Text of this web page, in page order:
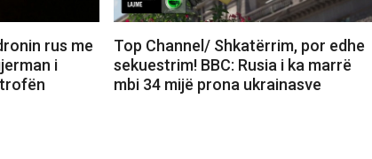
rus me
i
Top Channel/ Shkatërrim, por edhe
sekuestrim! BBC: Rusia i ka marrë
mbi 34 mijë prona ukrainasve